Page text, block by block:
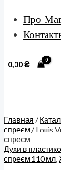
Про
0,00₴
Главная /
спреєм / Louis
спреєм
Духи в
спреєм 110 мл,